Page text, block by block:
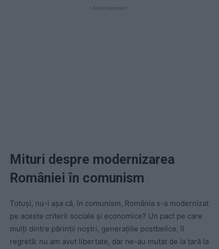
- Advertisement -
Mituri despre modernizarea
României în comunism
Totuși, nu-i așa că, în comunism, România s-a modernizat
pe aceste criterii sociale și economice? Un pact pe care
mulți dintre părinții noștri, generațiile postbelice, îl
regretă: nu am avut libertate, dar ne-au mutat de la țară la